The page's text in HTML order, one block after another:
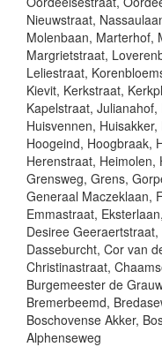
Nieuwstraat,
Molenbaan, Marterhof,
Margrietstraat,
Leliestraat,
Kievit, Kerkstraat,
Kapelstraat,
Huisvennen,
Hoogeind, Hoogbraak,
Herenstraat, Heimolen,
Grensweg, Grens,
Generaal Maczeklaan,
Emmastraat,
Desiree
Dasseburcht, Cor van
Christinastraat,
Burgemeester de
Bremerbeemd,
Boschovense Akker,
Alphenseweg